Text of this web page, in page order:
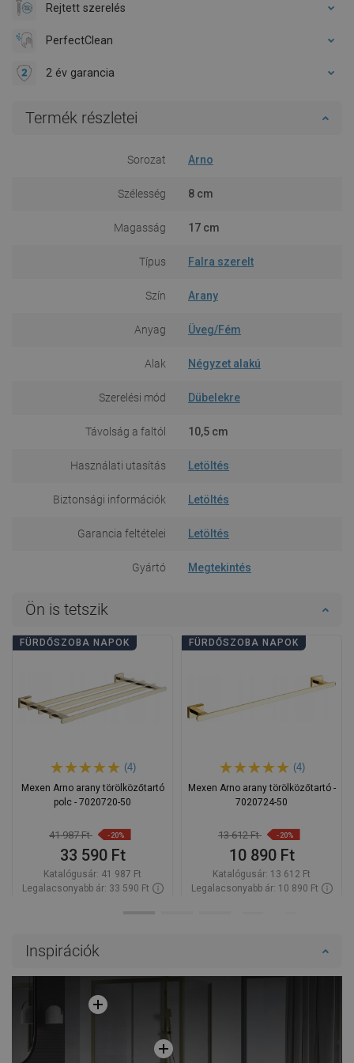
Rejtett szerelés
PerfectClean
2 év garancia
Termék részletei
Sorozat Arno
Szélesség 8 cm
Magasság 17 cm
Típus Falra szerelt
Szín Arany
Anyag Üveg/Fém
Alak Négyzet alakú
Szerelési mód Dübelekre
Távolság a faltól 10,5 cm
Használati utasítás Letöltés
Biztonsági információk Letöltés
Garancia feltételei Letöltés
Gyártó Megtekintés
Ön is tetszik
FÜRDŐSZOBA NAPOK
(4)
Mexen Arno arany törölközőtartó
polc - 7020720-50
41 987 Ft -20%
33 590 Ft
Katalógusár: 41 987 Ft
Legalacsonyabb ár: 33 590 Ft
Hasonlítsa
FÜRDŐSZOBA NAPOK
(4)
Mexen Arno arany törölközőtartó -
7020724-50
13 612 Ft -20%
10 890 Ft
Katalógusár: 13 612 Ft
Legalacsonyabb ár: 10 890 Ft
Inspirációk